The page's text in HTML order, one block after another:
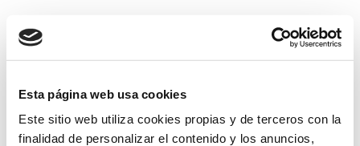
Esta página web usa cookies
Este sitio web utiliza cookies propias y de terceros con la
finalidad de personalizar el contenido y los anuncios,